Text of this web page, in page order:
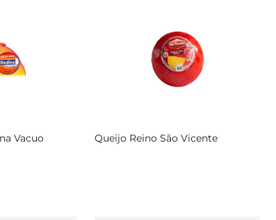
Vacuo
Queijo Reino São Vicente